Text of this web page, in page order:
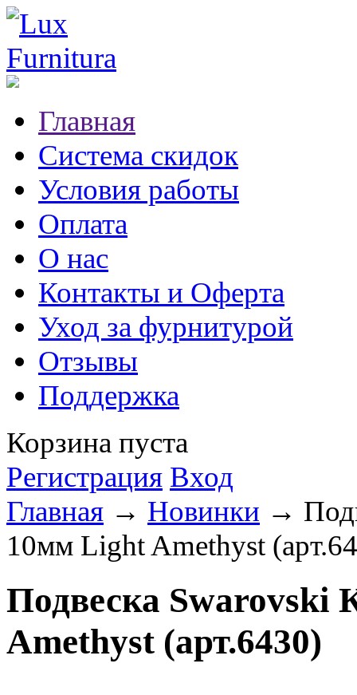
Главная
Система скидок
Условия работы
Оплата
О нас
Контакты и Оферта
Уход за фурнитурой
Отзывы
Поддержка
Корзина пуста
Регистрация Вход
Главная → Новинки →
10мм Light Amethyst
Подвеска Swarovski
Amethyst (арт.6430)